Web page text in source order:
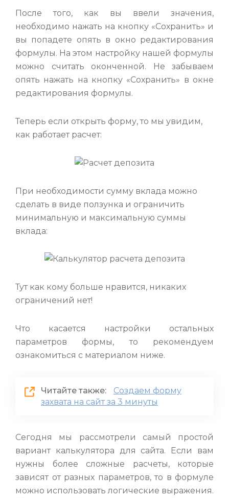
После того, как вы ввели значения,
необходимо нажать на кнопку «Сохранить» и
вы попадете опять в окно редактирования
формулы. На этом настройку нашей формулы
можно считать оконченной. Не забываем
опять нажать на кнопку «Сохранить» в окне
редактирования формулы.
Теперь если открыть форму, то мы увидим,
как работает расчет:
При необходимости сумму вклада можно
сделать в виде ползунка и ограничить
минимальную и максимальную суммы
вклада:
Тут как кому больше нравится, никаких
ограничений нет!
Что касается настройки остальных
параметров формы, то рекомендуем
ознакомиться с материалом ниже.
Читайте также:
Создаем форму
захвата на сайт за 3 минуты
Сегодня мы рассмотрели самый простой
вариант калькулятора для сайта. Если вам
нужны более сложные расчеты, которые
зависят от разных параметров, то в формуле
можно использовать логические выражения.